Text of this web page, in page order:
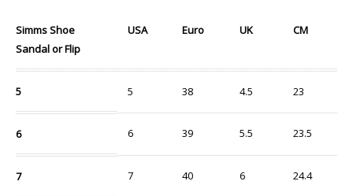
Simms Shoe
Sandal or Flip
USA Euro UK CM
5 5 38 4.5 23
6 6 39 5.5 23.5
7 7 40 6 24.4